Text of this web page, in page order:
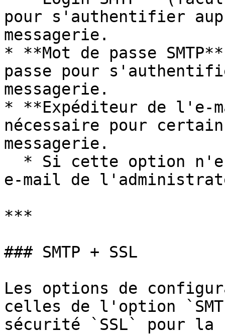
pour s'authentifier
messagerie.
* **Mot de passe
passe pour
messagerie.
* **Expéditeur de l'e-
nécessaire pour
messagerie.
e-mail de
***
### SMTP + SSL
Les options de
celles de l'option
sécurité `SSL` pour la